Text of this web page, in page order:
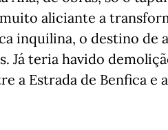
aliciante a
inquilina, o destino de
Já teria havido
a Estrada de Benfica e